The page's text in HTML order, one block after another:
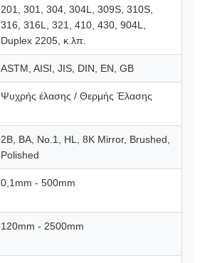
201, 301, 304, 304L, 309S, 310S,
316, 316L, 321, 410, 430, 904L,
Duplex 2205, κ.λπ.
ASTM, AISI, JIS, DIN, EN, GB
Ψυχρής έλασης / Θερμής Έλασης
2B, BA, No.1, HL, 8K Mirror, Brushed,
Polished
0,1mm - 500mm
120mm - 2500mm